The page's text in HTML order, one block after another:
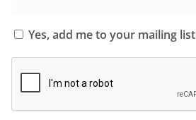
Yes, add me to your mailing list